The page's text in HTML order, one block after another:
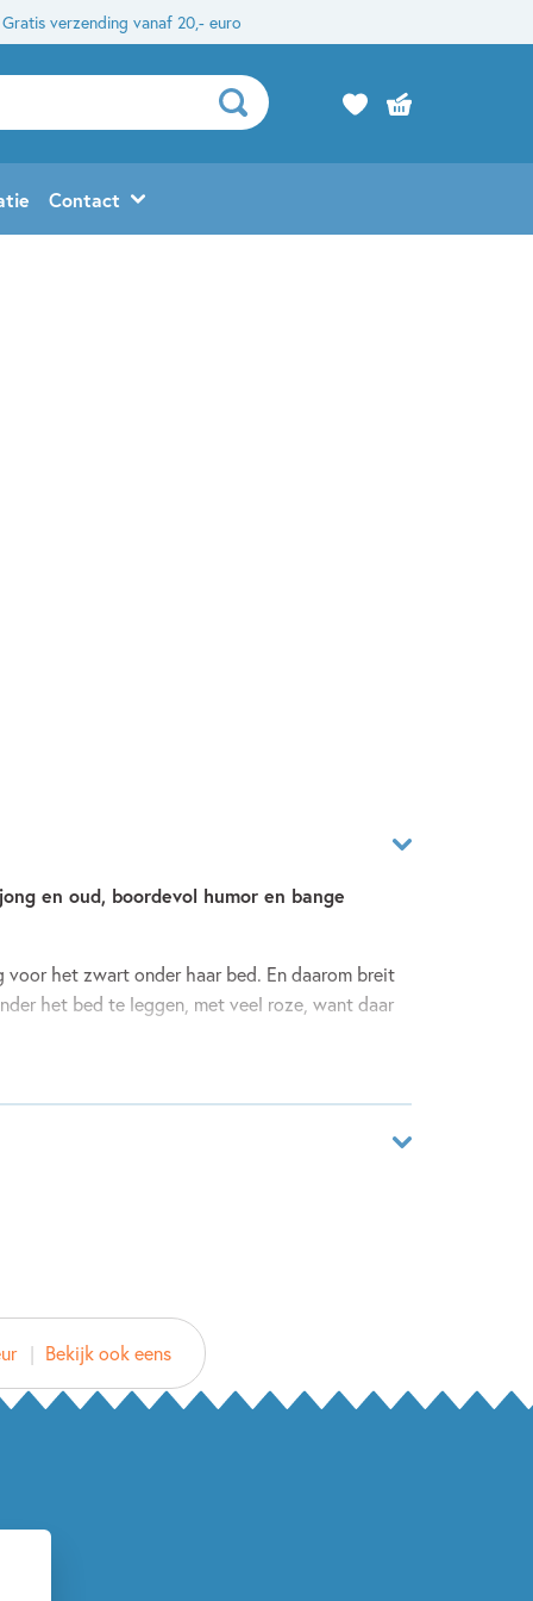
Gratis verzending vanaf 20,- euro
Contact
en oud, boordevol humor en bange
voor het zwart onder haar bed. En daarom breit
het bed te leggen, met veel roze, want daar
het lapt de ramen en draagt haar
Bekijk ook eens